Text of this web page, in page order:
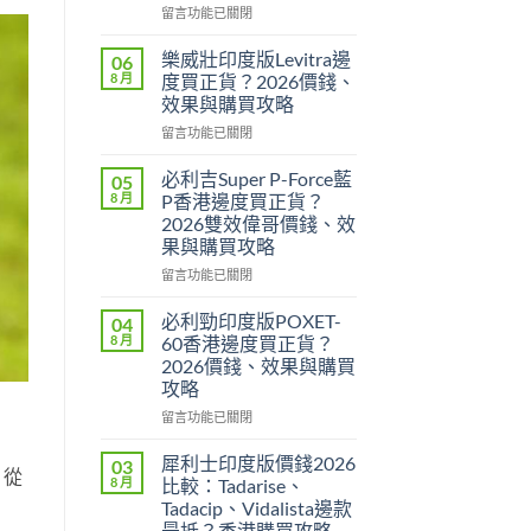
在
度
壯
陽
藥
香
邊
度
買
最
安
全？
網
購
攻
略：
貨
到
款
點
揀
＋
留言功能已關閉
06
8 月
樂威壯印度版Levitra邊
度買正貨？2026價錢、
效果與購買攻略
在
威
壯
印
度
版
Levitra
度
買
正
貨？
2026
價
效
果
與
購
留言功能已關閉
05
8 月
必利吉Super P-Force藍
P香港邊度買正貨？
2026雙效偉哥價錢、效
果與購買攻略
在
利
吉
Super
P-
Force
藍
香
港
邊
度
留言功能已關閉
04
8 月
必利勁印度版POXET-
60香港邊度買正貨？
2026價錢、效果與購買
攻略
在
利
勁
印
度
留言功能已關閉
03
8 月
犀利士印度版價錢2026
比較：Tadarise、
Tadacip、Vidalista邊款